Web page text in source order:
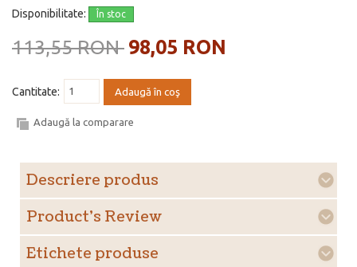
Disponibilitate: În stoc
113,55 RON 98,05 RON
Cantitate: Adaugă în coş
Adaugă la comparare
Descriere produs
Product's Review
Etichete produse